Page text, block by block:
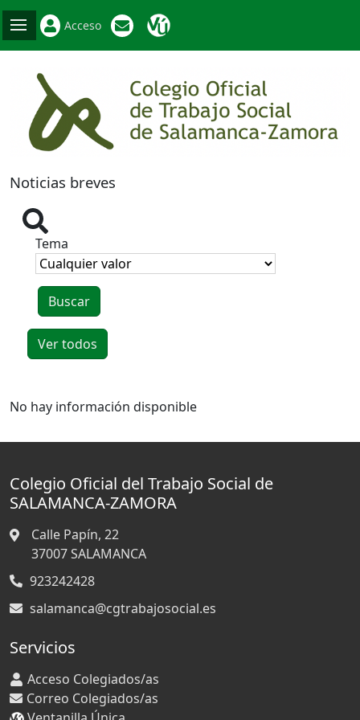
Acceso
Noticias breves
Tema
No hay información disponible
Colegio Oficial del Trabajo Social de
SALAMANCA-ZAMORA
Calle Papín, 22
37007SALAMANCA
923242428
salamanca@cgtrabajosocial.es
Servicios
Acceso Colegiados/as
Correo Colegiados/as